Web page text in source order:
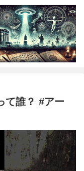
て誰？ #アー